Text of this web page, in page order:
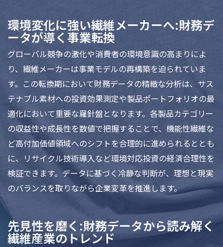
環境変化に強い繊維メーカーへ:財務デ
ータが導く事業転換
グローバル競争の激化や消費者の環境意識の高まりによ
り、繊維メーカーは事業モデルの再構築を迫られていま
す。この転換期において財務データの精緻な分析は、サス
テナブル素材への投資効果測定や製品ポートフォリオの最
適化において重要な羅針盤となります。各製品カテゴリー
の収益性や成長性を数値で把握することで、機能性繊維な
ど高付加価値領域へのシフトを合理的に進められるととも
に、リサイクル技術導入など環境対応投資の経済合理性を
検証できます。データに基づく冷静な判断が、理想と現実
のバランスを取りながら企業変革を推進します。
先見性を磨く:財務データから読み解く
繊維産業のトレンド